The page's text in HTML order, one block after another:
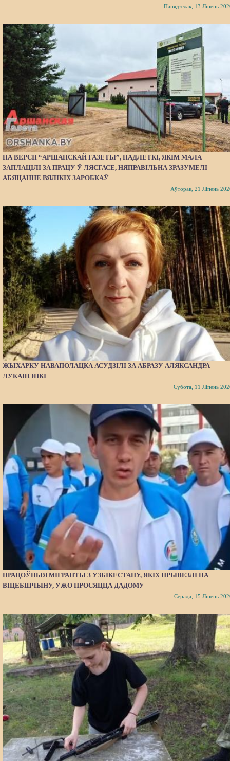
Панядзелак, 13 Ліпень
ПА ВЕРСІІ “АРШАНСКАЙ ГАЗЕТЫ”, ПАДЛЕТКІ, ЯКІМ МАЛА
ЗАПЛАЦІЛІ ЗА ПРАЦУ Ў ЛЯСГАСЕ, НЯПРАВІЛЬНА ЗРАЗУМЕЛІ
АБЯЦАННЕ ВЯЛІКІХ ЗАРОБКАЎ
Аўторак, 21 Ліпень
ЖЫХАРКУ НАВАПОЛАЦКА АСУДЗІЛІ ЗА АБРАЗУ АЛЯКСАНДРА
ЛУКАШЭНКІ
Субота, 11 Ліпень
ПРАЦОЎНЫЯ МІГРАНТЫ З УЗБІКЕСТАНУ, ЯКІХ ПРЫВЕЗЛІ НА
ВІЦЕБШЧЫНУ, УЖО ПРОСЯЦЦА ДАДОМУ
Серада, 15 Ліпень